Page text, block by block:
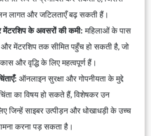
लागत और जटिलताएँ बढ़ सकती हैं।
मेंटरशिप के अवसरों की कमी:महिलाओं के पास
मेंटरशिप तक सीमित पहुँच हो सकती है, जो
और वृद्धि के लिए महत्वपूर्ण हैं।
ऑनलाइन सुरक्षा और गोपनीयता के मुद्दे
का विषय हो सकते हैं, विशेषकर उन
जिन्हें साइबर उत्पीड़न और धोखाधड़ी के उच्च
करना पड़ सकता है।